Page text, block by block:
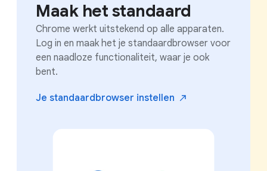
Maak het standaard
Chrome werkt uitstekend op alle apparaten.
Log in en maak het je standaardbrowser voor
een naadloze functionaliteit, waar je ook
bent.
Je standaardbrowser instellen